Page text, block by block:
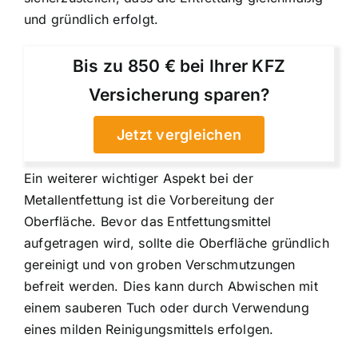
und gründlich erfolgt.
Bis zu 850 € bei Ihrer KFZ
Versicherung sparen?
Jetzt vergleichen
Ein weiterer wichtiger Aspekt bei der
Metallentfettung ist die Vorbereitung der
Oberfläche. Bevor das Entfettungsmittel
aufgetragen wird, sollte die Oberfläche gründlich
gereinigt und von groben Verschmutzungen
befreit werden. Dies kann durch Abwischen mit
einem sauberen Tuch oder durch Verwendung
eines milden Reinigungsmittels erfolgen.